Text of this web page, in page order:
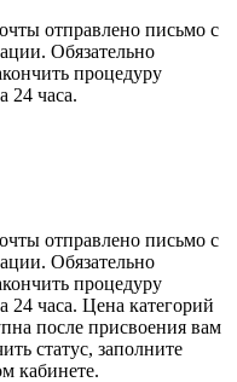
отправлено письмо с
Обязательно
процедуру
24 часа.
отправлено письмо с
Обязательно
процедуру
24 часа. Цена категорий
после присвоения вам
статус, заполните
кабинете.